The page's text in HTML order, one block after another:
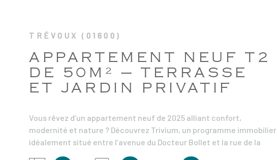
TRÉVOUX (01600)
APPARTEMENT NEUF T2
DE 50M² – TERRASSE
ET JARDIN PRIVATIF
Vous rêvez d’un appartement neuf de 2025 alliant confort,
modernité et nature ? Découvrez Trivium, un programme immobilier
idéalement situé entre l’avenue du Docteur Bollet et la rue de la
Tréfilerie. Ce projet à taille humaine se compose de deux bâtiments